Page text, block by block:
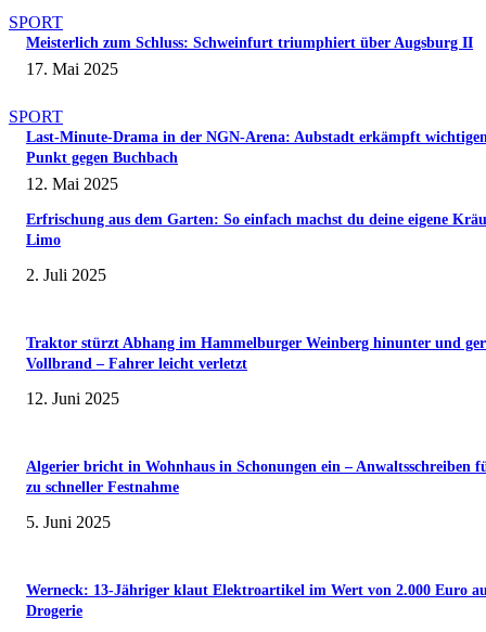
SPORT
Meisterlich zum Schluss: Schweinfurt triumphiert über Augsburg II
17. Mai 2025
SPORT
Last-Minute-Drama in der NGN-Arena: Aubstadt erkämpft
Punkt gegen Buchbach
12. Mai 2025
Erfrischung aus dem Garten: So einfach machst du deine eigene
Limo
2. Juli 2025
Traktor stürzt Abhang im Hammelburger Weinberg hinunter und
Vollbrand – Fahrer leicht verletzt
12. Juni 2025
Algerier bricht in Wohnhaus in Schonungen ein – Anwaltsschreiben
zu schneller Festnahme
5. Juni 2025
Werneck: 13-Jähriger klaut Elektroartikel im Wert von 2.000 Euro
Drogerie